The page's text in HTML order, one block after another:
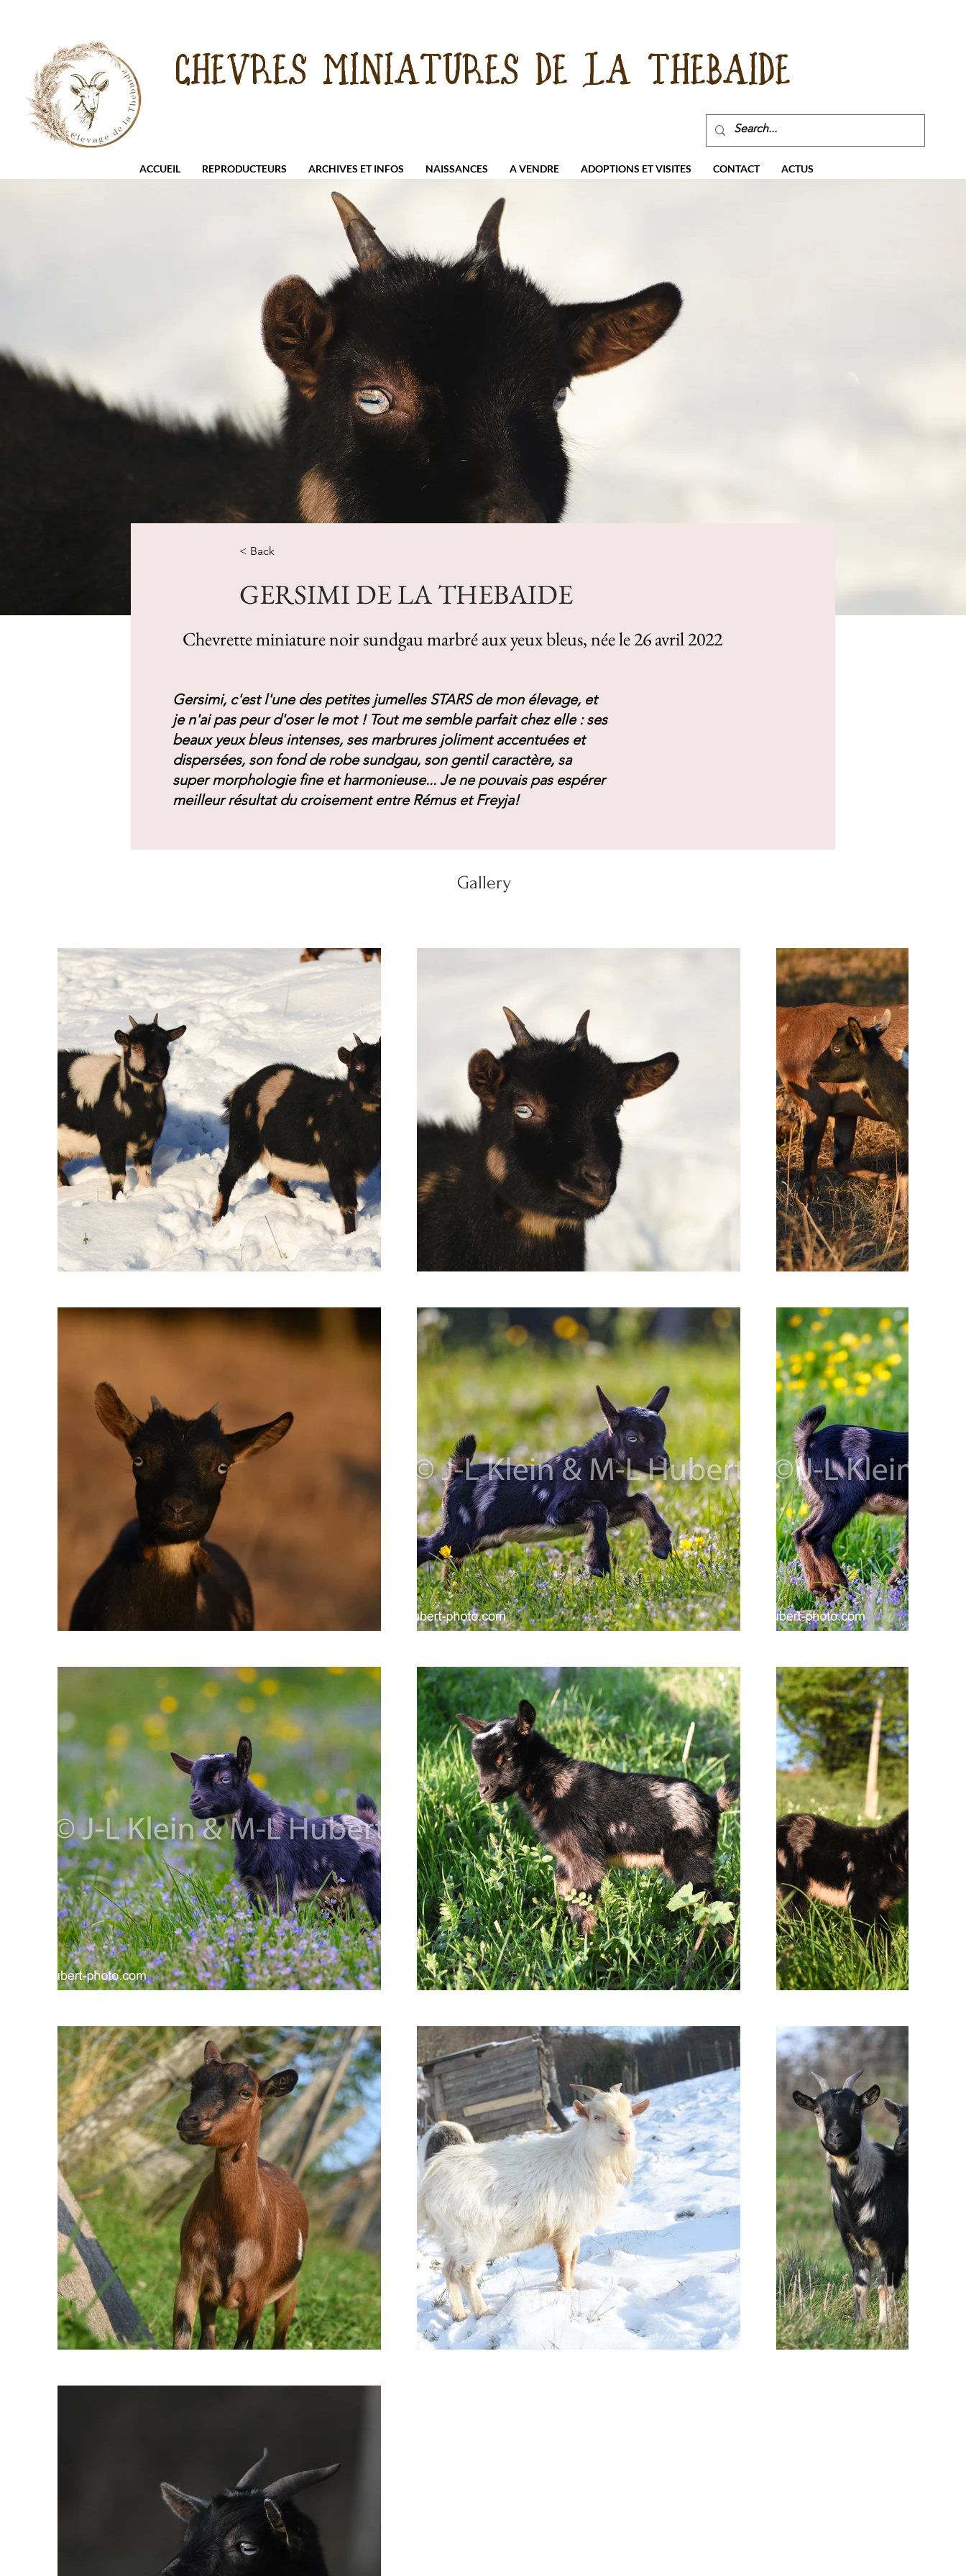
CHEVRES MINIATURES DE LA THEBAIDE
ACCUEIL REPRODUCTEURS ARCHIVES ET INFOS NAISSANCES A VENDRE ADOPTIONS ET VISITES CONTACT ACTUS
< Back
GERSIMI DE LA THEBAIDE
Chevrette miniature noir sundgau marbré aux yeux bleus, née le 26 avril 2022
Gersimi, c'est l'une des petites jumelles STARS de mon élevage, et
je n'ai pas peur d'oser le mot ! Tout me semble parfait chez elle : ses
beaux yeux bleus intenses, ses marbrures joliment accentuées et
dispersées, son fond de robe sundgau, son gentil caractère, sa
super morphologie fine et harmonieuse... Je ne pouvais pas espérer
meilleur résultat du croisement entre Rémus et Freyja!
Gallery